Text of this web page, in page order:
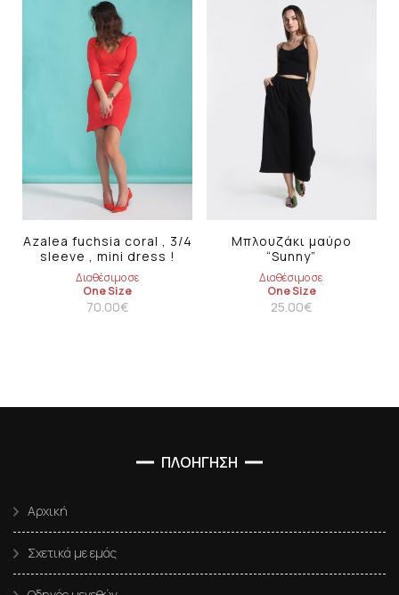
Azalea fuchsia coral , 3/4
sleeve , mini dress !
Διαθέσιμο σε
One Size
70.00€
Μπλουζάκι μαύρο
“Sunny”
Διαθέσιμο σε
One Size
25.00€
ΠΛΟΗΓΗΣΗ
Αρχική
Σχετικά με εμάς